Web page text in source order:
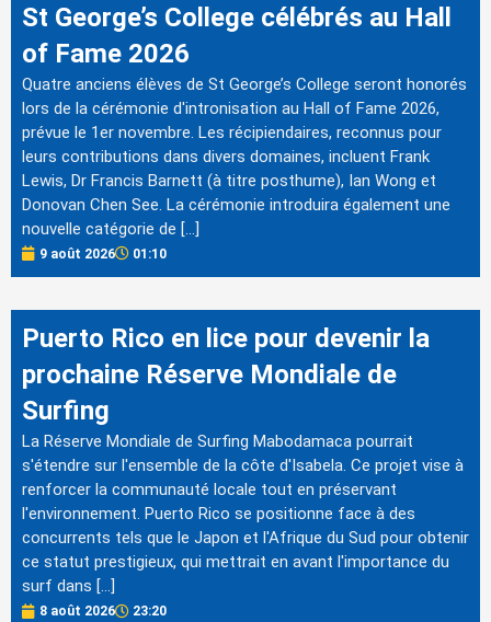
St George’s College célébrés au Hall
of Fame 2026
Quatre anciens élèves de St George’s College seront honorés
lors de la cérémonie d'intronisation au Hall of Fame 2026,
prévue le 1er novembre. Les récipiendaires, reconnus pour
leurs contributions dans divers domaines, incluent Frank
Lewis, Dr Francis Barnett (à titre posthume), Ian Wong et
Donovan Chen See. La cérémonie introduira également une
nouvelle catégorie de […]
9 août 2026 01:10
Puerto Rico en lice pour devenir la
prochaine Réserve Mondiale de
Surfing
La Réserve Mondiale de Surfing Mabodamaca pourrait
s'étendre sur l'ensemble de la côte d'Isabela. Ce projet vise à
renforcer la communauté locale tout en préservant
l'environnement. Puerto Rico se positionne face à des
concurrents tels que le Japon et l'Afrique du Sud pour obtenir
ce statut prestigieux, qui mettrait en avant l'importance du
surf dans […]
8 août 2026 23:20